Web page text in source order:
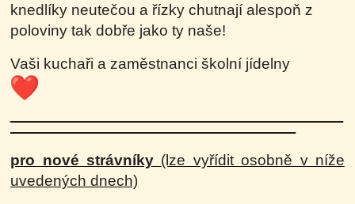
knedlíky neutečou a řízky chutnají alespoň z
poloviny tak dobře jako ty naše!
Vaši kuchaři a zaměstnanci školní jídelny
------------------------------------------------------------------------------------
------------------------------------------------------------------------
pro nové strávníky (lze vyřídit osobně v níže
uvedených dnech)